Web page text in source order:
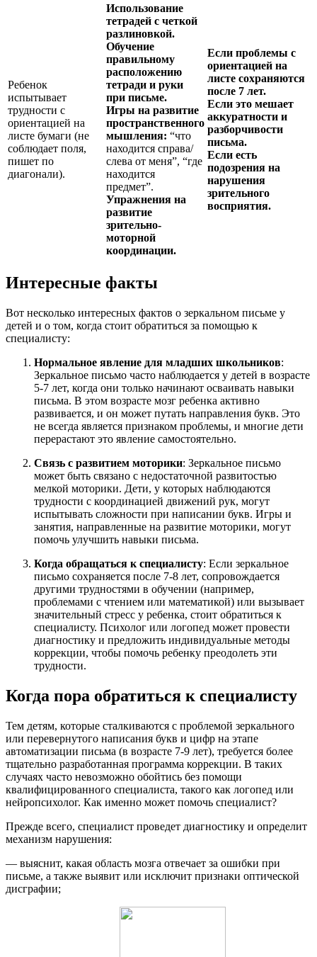
Ребенок
испытывает
трудности с
ориентацией на
листе бумаги (не
соблюдает поля,
пишет по
диагонали).
Использование
тетрадей с четкой
разлиновкой.
Обучение
правильному
расположению
тетради и руки
при письме.
Игры на развитие
пространственного
мышления: “что
находится справа/
слева от меня”, “где
находится
предмет”.
Упражнения на
развитие
зрительно-
моторной
координации.
Если проблемы с
ориентацией на
листе сохраняются
после 7 лет.
Если это мешает
аккуратности и
разборчивости
письма.
Если есть
подозрения на
нарушения
зрительного
восприятия.
Интересные факты
Вот несколько интересных фактов о зеркальном письме у
детей и о том, когда стоит обратиться за помощью к
специалисту:
Нормальное явление для младших школьников:
Зеркальное письмо часто наблюдается у детей в возрасте
5-7 лет, когда они только начинают осваивать навыки
письма. В этом возрасте мозг ребенка активно
развивается, и он может путать направления букв. Это
не всегда является признаком проблемы, и многие дети
перерастают это явление самостоятельно.
Связь с развитием моторики: Зеркальное письмо
может быть связано с недостаточной развитостью
мелкой моторики. Дети, у которых наблюдаются
трудности с координацией движений рук, могут
испытывать сложности при написании букв. Игры и
занятия, направленные на развитие моторики, могут
помочь улучшить навыки письма.
Когда обращаться к специалисту: Если зеркальное
письмо сохраняется после 7-8 лет, сопровождается
другими трудностями в обучении (например,
проблемами с чтением или математикой) или вызывает
значительный стресс у ребенка, стоит обратиться к
специалисту. Психолог или логопед может провести
диагностику и предложить индивидуальные методы
коррекции, чтобы помочь ребенку преодолеть эти
трудности.
Когда пора обратиться к специалисту
Тем детям, которые сталкиваются с проблемой зеркального
или перевернутого написания букв и цифр на этапе
автоматизации письма (в возрасте 7-9 лет), требуется более
тщательно разработанная программа коррекции. В таких
случаях часто невозможно обойтись без помощи
квалифицированного специалиста, такого как логопед или
нейропсихолог. Как именно может помочь специалист?
Прежде всего, специалист проведет диагностику и определит
механизм нарушения:
— выяснит, какая область мозга отвечает за ошибки при
письме, а также выявит или исключит признаки оптической
дисграфии;